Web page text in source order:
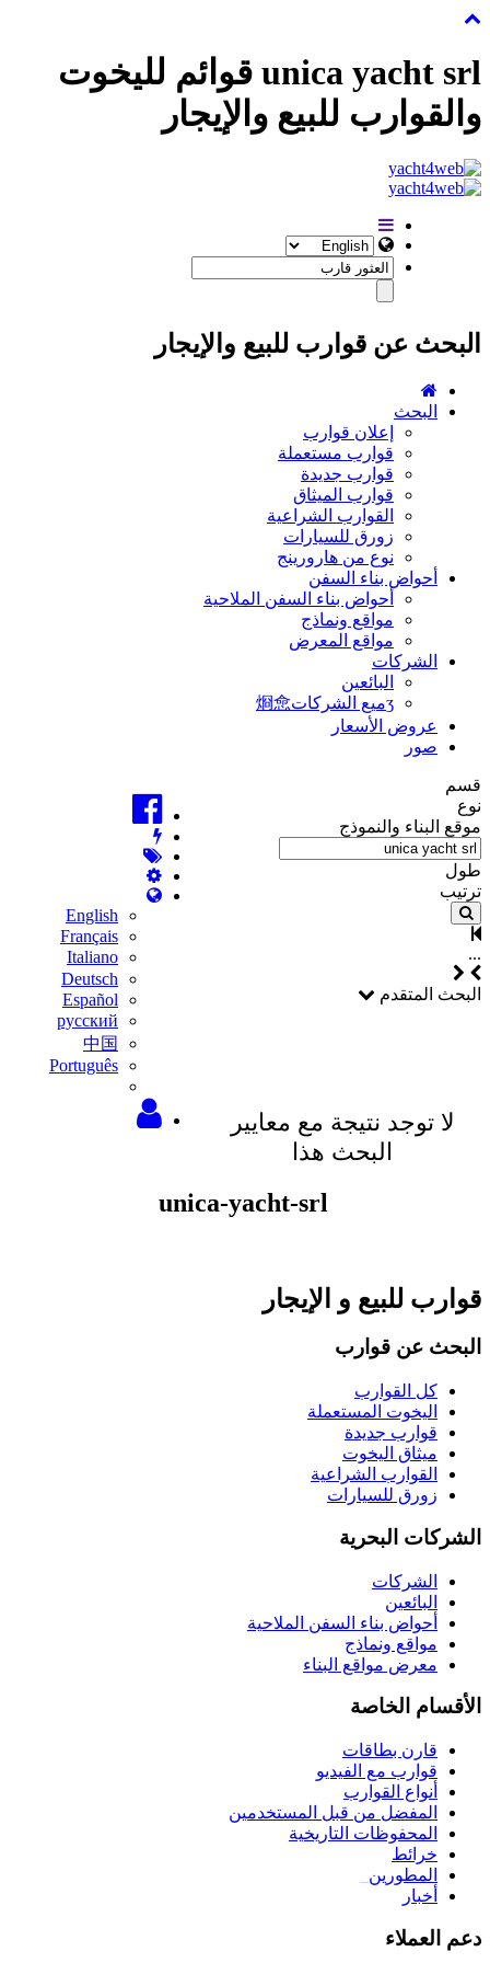
unica yacht srl قوائم لليخوت
والقوارب للبيع والإيجار
البحث عن قوارب للبيع والإيجار
البحث
إعلان قوارب
قوارب مستعملة
قوارب جديدة
قوارب الميثاق
القوارب الشراعية
زورق للسيارات
نوع من هارورينج
أحواض بناء السفن
أحواض بناء السفن الملاحية
مواقع ونماذج
مواقع المعرض
الشركات
البائعين
ʒميع الشركات烱㥐
عروض الأسعار
صور
English
Français
Italiano
Deutsch
Español
русский
中国
Português
قسم
نوع
موقع البناء والنموذج
طول
ترتيب
...
البحث المتقدم
لا توجد نتيجة مع معايير
البحث هذا
unica-yacht-srl
قوارب للبيع و الإيجار
البحث عن قوارب
كل القوارب
اليخوت المستعملة
قوارب جديدة
ميثاق اليخوت
القوارب الشراعية
زورق للسيارات
الشركات البحرية
الشركات
البائعين
أحواض بناء السفن الملاحية
مواقع ونماذج
معرض مواقع البناء
الأقسام الخاصة
قارن بطاقات
قوارب مع الفيديو
أنواع القوارب
المفضل من قبل المستخدمين
المحفوظات التاريخية
خرائط
المطورين
أخبار
دعم العملاء